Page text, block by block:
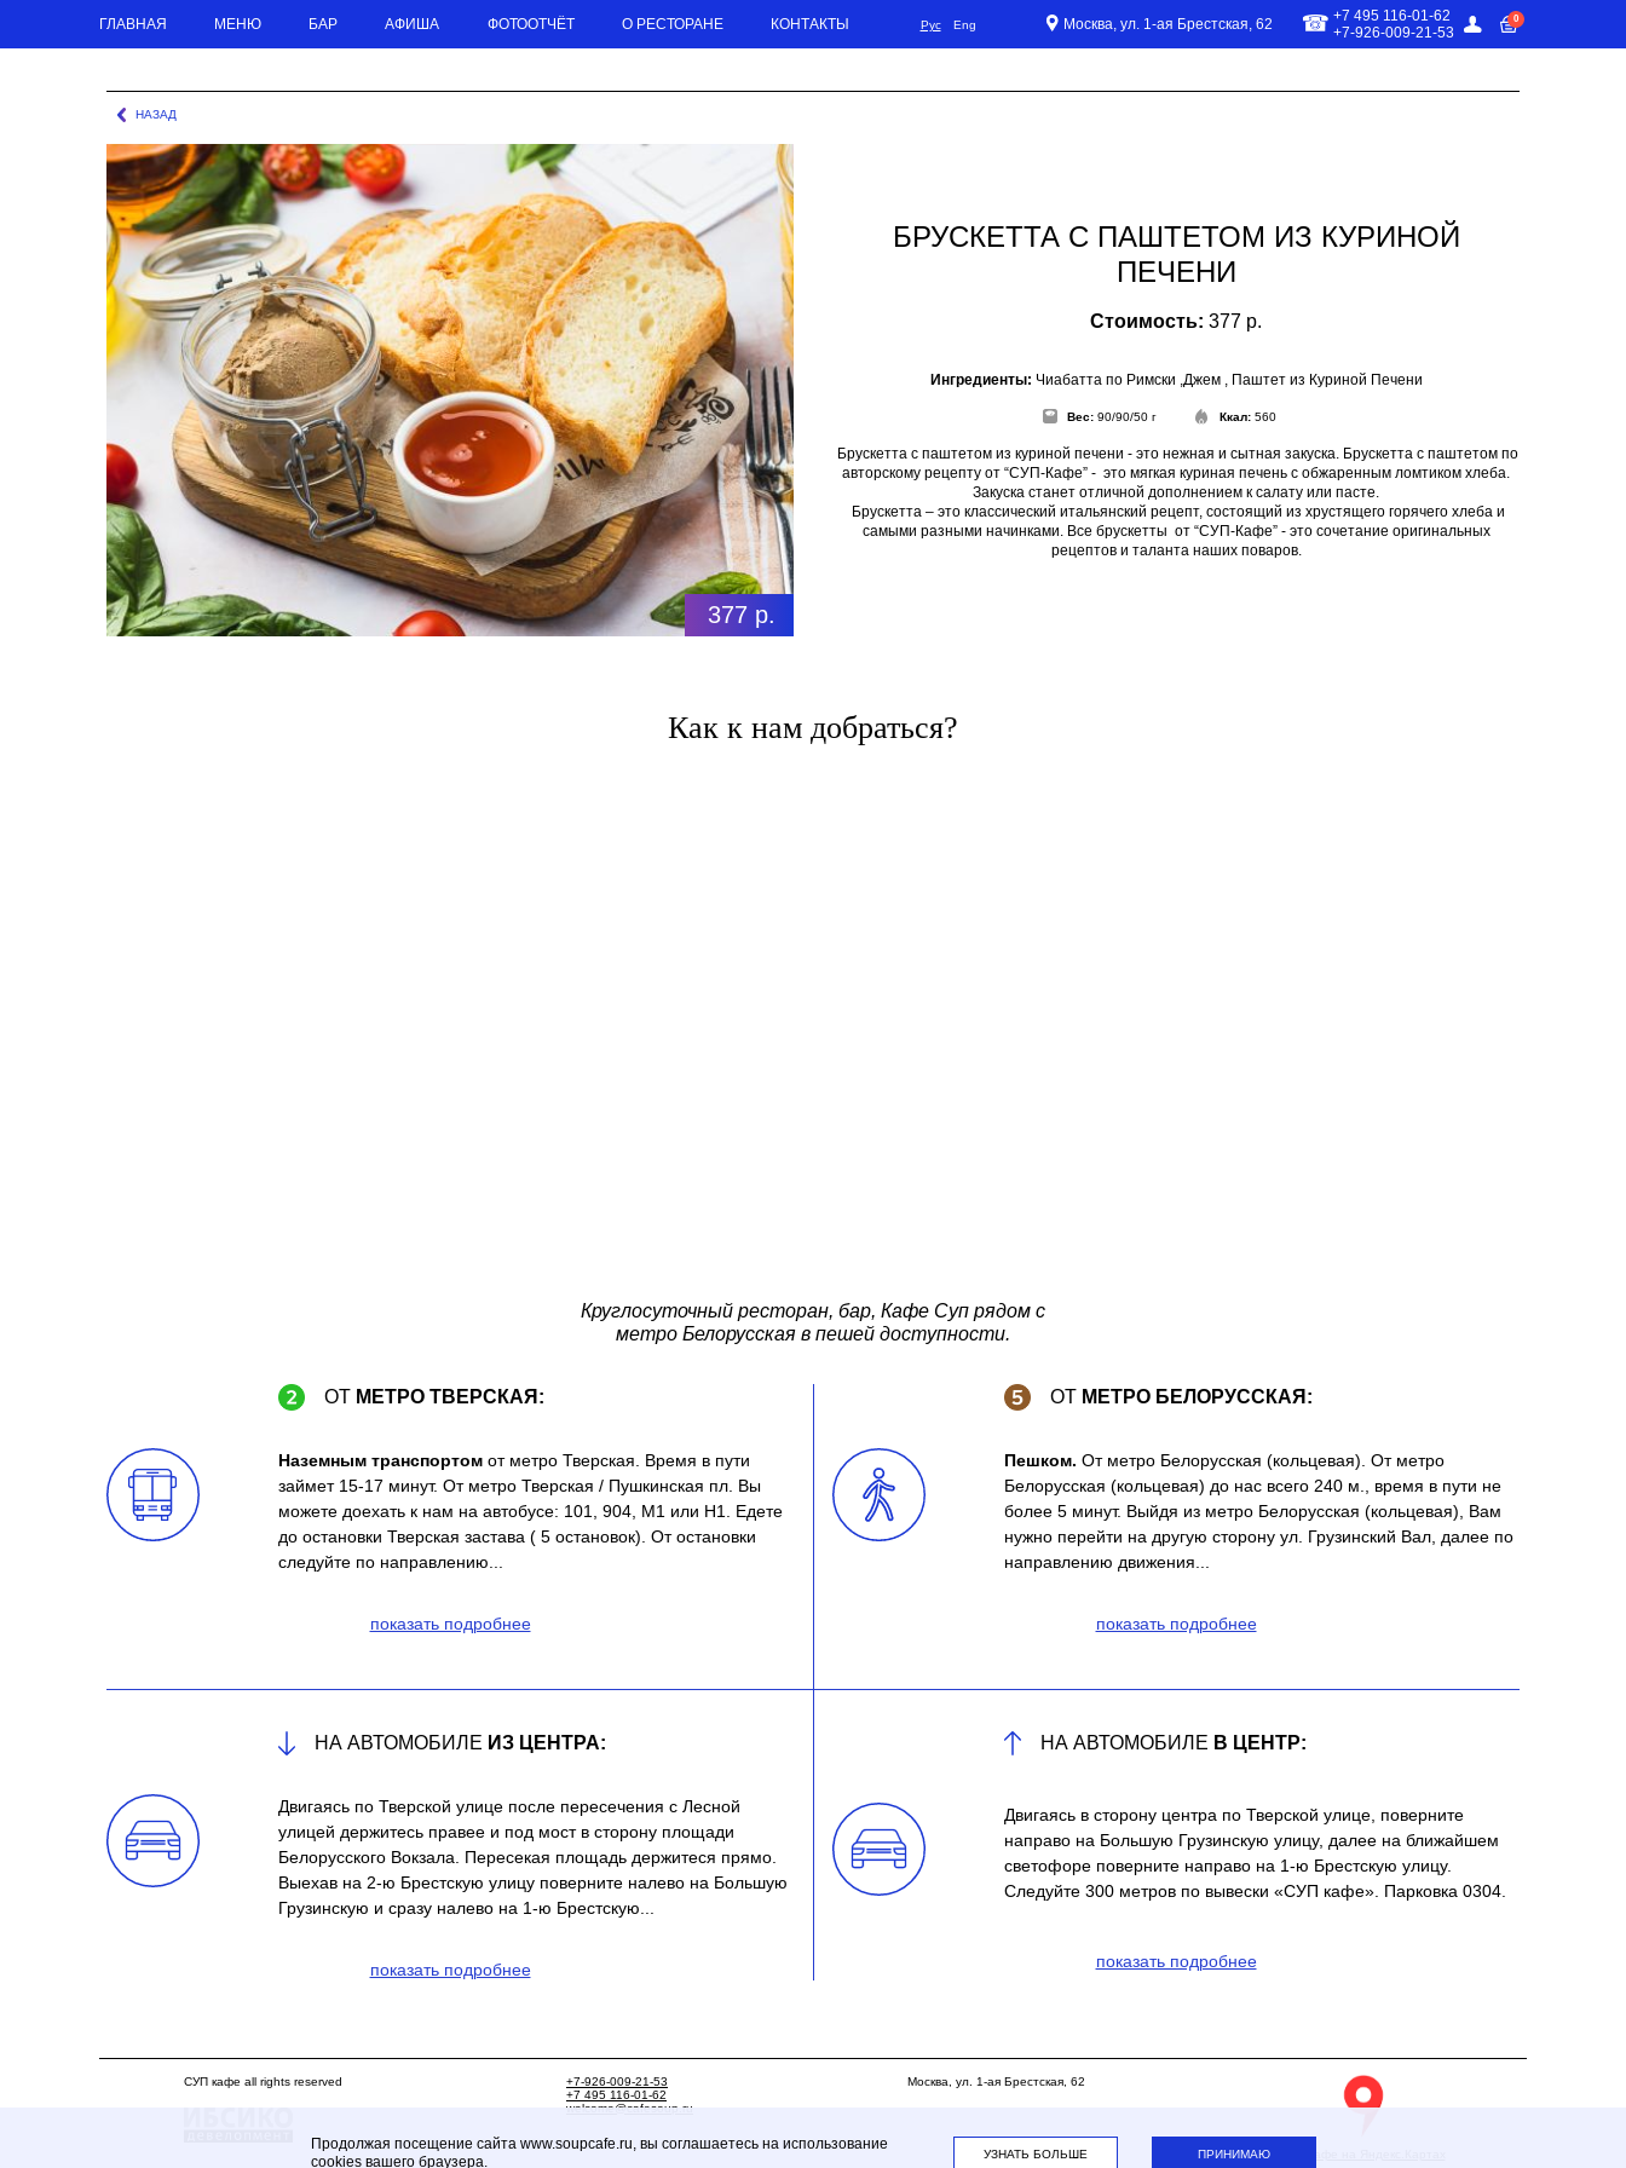
ГЛАВНАЯ МЕНЮ БАР АФИША ФОТООТЧЁТ О РЕСТОРАНЕ КОНТАКТЫ Рус Eng Москва, ул. 1-ая Брестская, 62
+7 495 116-01-62
+7-926-009-21-53
0
О МЕНЮ
НАЗАД
377 р.
БРУСКЕТТА С ПАШТЕТОМ ИЗ КУРИНОЙ
ПЕЧЕНИ
Стоимость: 377 р.
Ингредиенты: Чиабатта по Римски ,Джем , Паштет из Куриной Печени
Вес: 90/90/50 г Ккал: 560
Брускетта с паштетом из куриной печени - это нежная и сытная закуска. Брускетта с паштетом по
авторскому рецепту от “СУП-Кафе” - это мягкая куриная печень с обжаренным ломтиком хлеба.
Закуска станет отличной дополнением к салату или пасте.
Брускетта – это классический итальянский рецепт, состоящий из хрустящего горячего хлеба и
самыми разными начинками. Все брускетты от “СУП-Кафе” - это сочетание оригинальных
рецептов и таланта наших поваров.
Как к нам добраться?
Круглосуточный ресторан, бар, Кафе Суп рядом с
метро Белорусская в пешей доступности.
ОТ МЕТРО ТВЕРСКАЯ:
Наземным транспортом от метро Тверская. Время в пути
займет 15-17 минут. От метро Тверская / Пушкинская пл. Вы
можете доехать к нам на автобусе: 101, 904, М1 или Н1. Едете
до остановки Тверская застава ( 5 остановок). От остановки
следуйте по направлению...
показать подробнее
ОТ МЕТРО БЕЛОРУССКАЯ:
Пешком. От метро Белорусская (кольцевая). От метро
Белорусская (кольцевая) до нас всего 240 м., время в пути не
более 5 минут. Выйдя из метро Белорусская (кольцевая), Вам
нужно перейти на другую сторону ул. Грузинский Вал, далее по
направлению движения...
показать подробнее
НА АВТОМОБИЛЕ ИЗ ЦЕНТРА:
Двигаясь по Тверской улице после пересечения с Лесной
улицей держитесь правее и под мост в сторону площади
Белорусского Вокзала. Пересекая площадь держитеся прямо.
Выехав на 2-ю Брестскую улицу поверните налево на Большую
Грузинскую и сразу налево на 1-ю Брестскую...
показать подробнее
НА АВТОМОБИЛЕ В ЦЕНТР:
Двигаясь в сторону центра по Тверской улице, поверните
направо на Большую Грузинскую улицу, далее на ближайшем
светофоре поверните направо на 1-ю Брестскую улицу.
Следуйте 300 метров по вывески «СУП кафе». Парковка 0304.
показать подробнее
СУП кафе all rights reserved
+7-926-009-21-53
+7 495 116-01-62
welcome@cafesoup.ru
Москва, ул. 1-ая Брестская, 62
Продолжая посещение сайта www.soupcafe.ru, вы соглашаетесь на использование
cookies вашего браузера.
УЗНАТЬ БОЛЬШЕ ПРИНИМАЮ